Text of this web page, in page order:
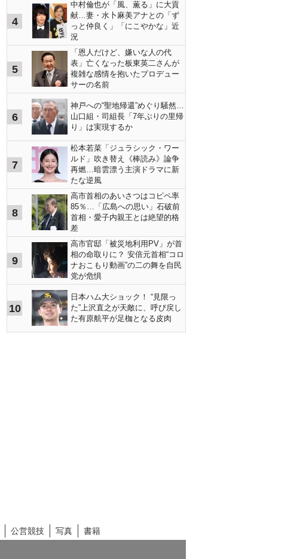
4
中村倫也が「風、薫る」に大貢
献…妻・水卜麻美アナとの「ず
っと仲良く」「にこやかな」近
況
5
「恩人だけど、嫌いな人の代
表」亡くなった板東英二さんが
複雑な感情を抱いたプロデュー
サーの名前
6
神戸への“聖地帰還”めぐり騒然…
山口組・司組長「7年ぶりの里帰
り」は実現するか
7
松本若菜「ジュラシック・ワー
ルド」吹き替え《棒読み》論争
再燃…暗雲漂う主演ドラマに新
たな逆風
8
高市首相のあいさつはコピペ率
85％…「広島への思い」石破前
首相・愛子内親王とは絶望的格
差
9
高市官邸「被災地利用PV」が首
相の命取りに？ 安倍元首相“コロ
ナおこもり動画”の二の舞を自民
党が危惧
10
日本ハム大ショック！ “見限っ
た”上沢直之が天敵に、呼び戻し
た有原航平が足枷となる皮肉
公営競技 写真
書籍